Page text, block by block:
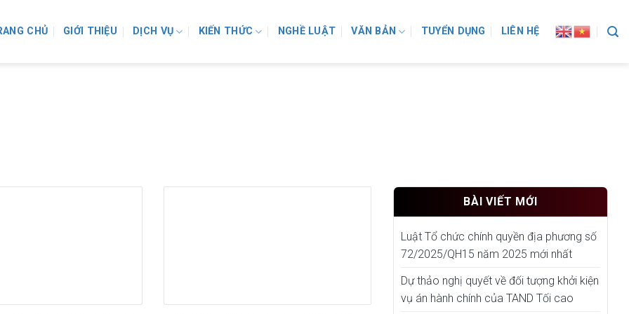
CHỦ GIỚI THIỆU DỊCH VỤ KIẾN THỨC NGHỀ LUẬT VĂN BẢN TUYỂN DỤNG LIÊN HỆ
BÀI VIẾT MỚI
Luật Tổ chức chính quyền địa phương số
72/2025/QH15 năm 2025 mới nhất
Dự thảo nghị quyết về đối tượng khởi kiện
vụ án hành chính của TAND Tối cao